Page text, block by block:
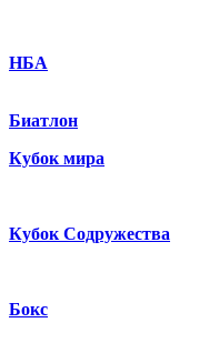
НБА
Биатлон
Кубок мира
Кубок Содружества
Бокс